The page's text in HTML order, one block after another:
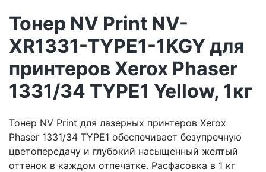
Тонер NV Print NV-
XR1331-TYPE1-1KGY для
принтеров Xerox Phaser
1331/34 TYPE1 Yellow, 1кг
Тонер NV Print для лазерных принтеров Xerox
Phaser 1331/34 TYPE1 обеспечивает безупречную
цветопередачу и глубокий насыщенный желтый
оттенок в каждом отпечатке. Расфасовка в 1 кг